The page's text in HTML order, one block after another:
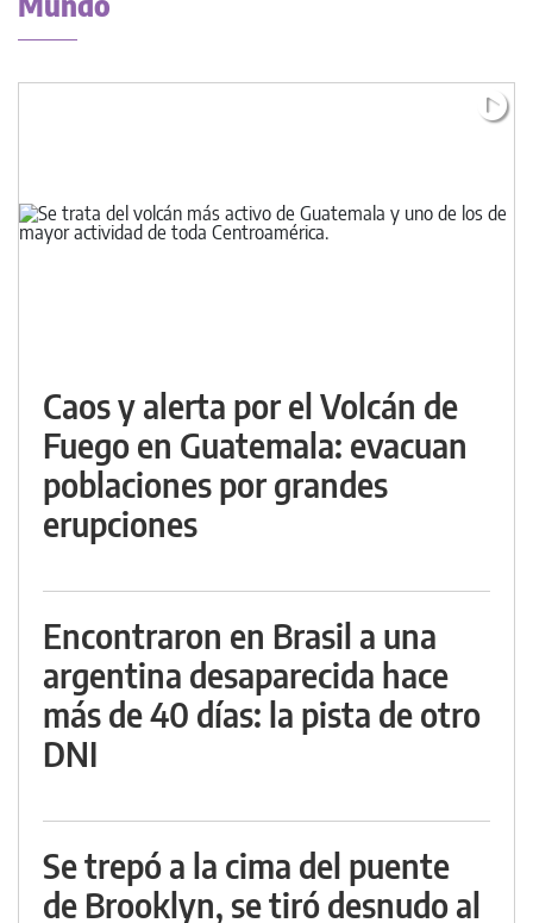
Caos y alerta por el Volcán de
Fuego en Guatemala: evacuan
poblaciones por grandes
erupciones
Encontraron en Brasil a una
argentina desaparecida hace
más de 40 días: la pista de otro
DNI
Se trepó a la cima del puente
de Brooklyn, se tiró desnudo al